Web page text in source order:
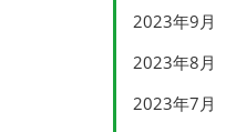
2023年9月
2023年8月
2023年7月